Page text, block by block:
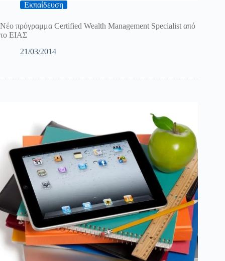
Εκπαίδευση
Νέο πρόγραμμα Certified Wealth Management Specialist από
το ΕΙΑΣ
21/03/2014